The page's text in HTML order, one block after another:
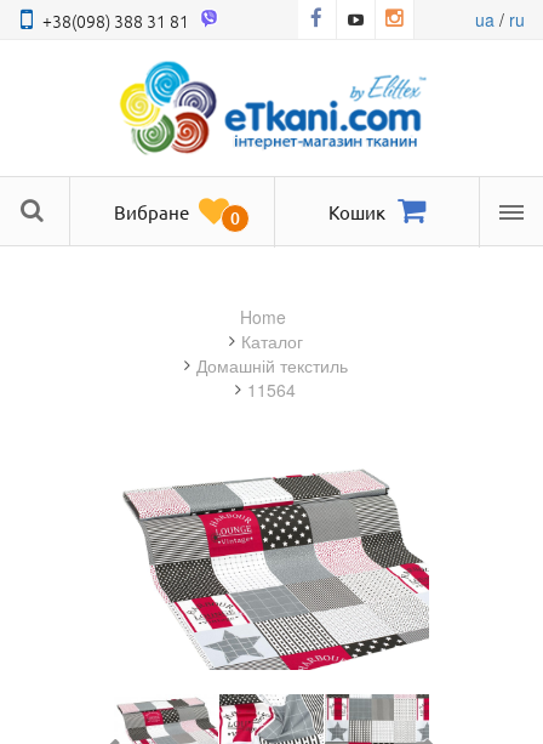
+38(098) 388 31 81 ua/ ru
Вибране 0 Кошик
Home
Каталог
домашній текстиль
11564